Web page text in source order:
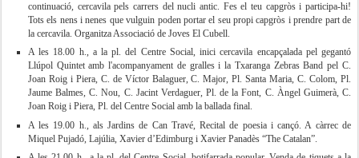
continuació, cercavila pels carrers del nucli antic. Fes el teu capgròs i participa-hi!
Tots els nens i nenes que vulguin poden portar el seu propi capgròs i prendre part de
la cercavila. Organitza Associació de Joves El Cubell.
A les 18.00 h., a la pl. del Centre Social, inici cercavila encapçalada pel gegantó
Llúpol Quintet amb l'acompanyament de gralles i la Txaranga Zebras Band pel C.
Joan Roig i Piera, C. de Víctor Balaguer, C. Major, Pl. Santa Maria, C. Colom, Pl.
Jaume Balmes, C. Nou, C. Jacint Verdaguer, Pl. de la Font, C. Àngel Guimerà, C.
Joan Roig i Piera, Pl. del Centre Social amb la ballada final.
A les 19.00 h., als Jardins de Can Travé, Recital de poesia i cançó. A càrrec de
Miquel Pujadó, Lajúlia, Xavier d’Edimburg i Xavier Panadès “The Catalan”.